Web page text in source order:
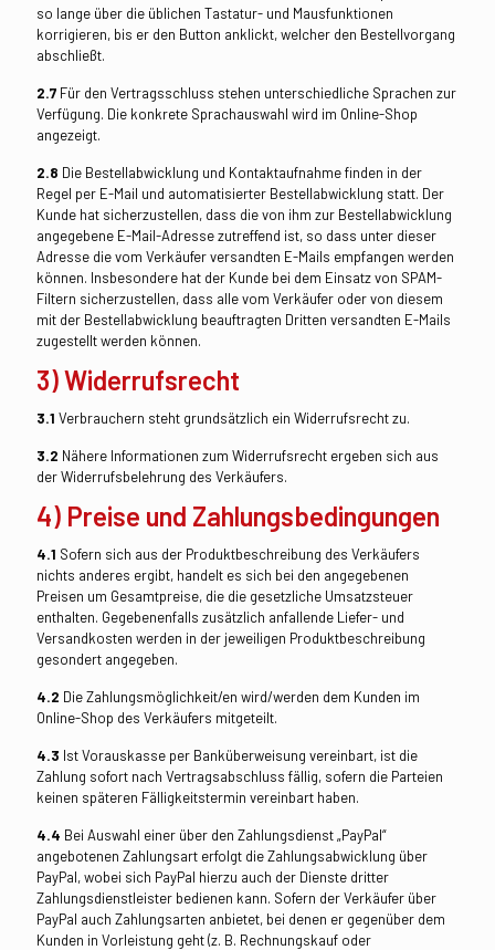
so lange über die üblichen Tastatur- und Mausfunktionen
korrigieren, bis er den Button anklickt, welcher den Bestellvorgang
abschließt.
2.7 Für den Vertragsschluss stehen unterschiedliche Sprachen zur
Verfügung. Die konkrete Sprachauswahl wird im Online-Shop
angezeigt.
2.8 Die Bestellabwicklung und Kontaktaufnahme finden in der
Regel per E-Mail und automatisierter Bestellabwicklung statt. Der
Kunde hat sicherzustellen, dass die von ihm zur Bestellabwicklung
angegebene E-Mail-Adresse zutreffend ist, so dass unter dieser
Adresse die vom Verkäufer versandten E-Mails empfangen werden
können. Insbesondere hat der Kunde bei dem Einsatz von SPAM-
Filtern sicherzustellen, dass alle vom Verkäufer oder von diesem
mit der Bestellabwicklung beauftragten Dritten versandten E-Mails
zugestellt werden können.
3) Widerrufsrecht
3.1 Verbrauchern steht grundsätzlich ein Widerrufsrecht zu.
3.2 Nähere Informationen zum Widerrufsrecht ergeben sich aus
der Widerrufsbelehrung des Verkäufers.
4) Preise und Zahlungsbedingungen
4.1 Sofern sich aus der Produktbeschreibung des Verkäufers
nichts anderes ergibt, handelt es sich bei den angegebenen
Preisen um Gesamtpreise, die die gesetzliche Umsatzsteuer
enthalten. Gegebenenfalls zusätzlich anfallende Liefer- und
Versandkosten werden in der jeweiligen Produktbeschreibung
gesondert angegeben.
4.2 Die Zahlungsmöglichkeit/en wird/werden dem Kunden im
Online-Shop des Verkäufers mitgeteilt.
4.3 Ist Vorauskasse per Banküberweisung vereinbart, ist die
Zahlung sofort nach Vertragsabschluss fällig, sofern die Parteien
keinen späteren Fälligkeitstermin vereinbart haben.
4.4 Bei Auswahl einer über den Zahlungsdienst „PayPal“
angebotenen Zahlungsart erfolgt die Zahlungsabwicklung über
PayPal, wobei sich PayPal hierzu auch der Dienste dritter
Zahlungsdienstleister bedienen kann. Sofern der Verkäufer über
PayPal auch Zahlungsarten anbietet, bei denen er gegenüber dem
Kunden in Vorleistung geht (z. B. Rechnungskauf oder